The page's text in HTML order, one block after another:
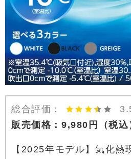
総合評価：
販売価格： 9,980 円 （税込
【2025年モデル】気化熱